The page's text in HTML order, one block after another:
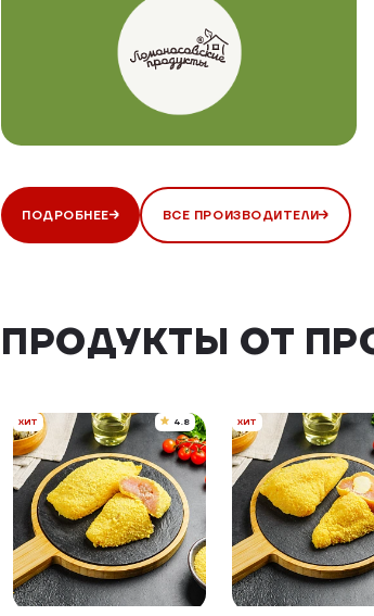
ПОДРОБНЕЕ ВСЕ ПРОИЗВОДИТЕЛИ
ПРОДУКТЫ ОТ
ХИТ 4.8 ХИТ